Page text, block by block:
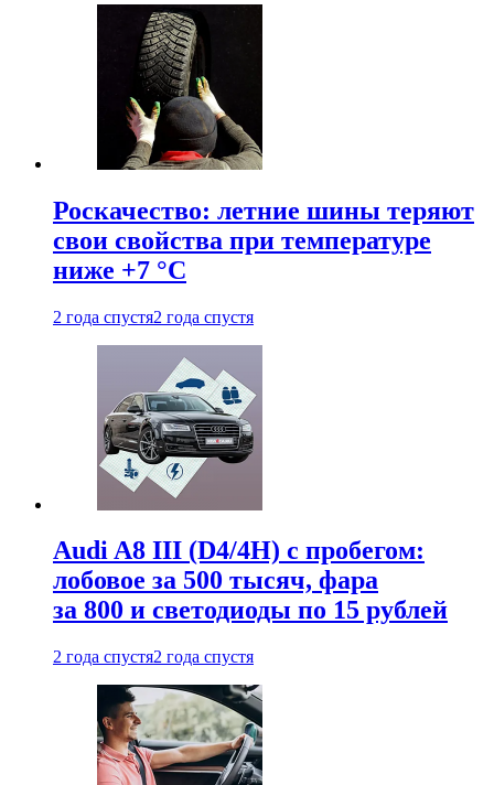
Роскачество: летние шины теряют
свои свойства при температуре
ниже +7 °C
2 года спустя2 года спустя
Audi A8 III (D4/4H) c пробегом:
лобовое за 500 тысяч, фара
за 800 и светодиоды по 15 рублей
2 года спустя2 года спустя